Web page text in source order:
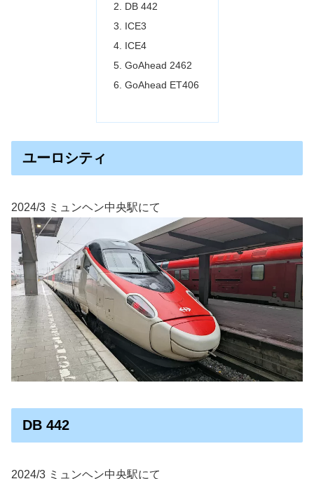
DB 442
ICE3
ICE4
GoAhead 2462
GoAhead ET406
ユーロシティ
2024/3 ミュンヘン中央駅にて
DB 442
2024/3 ミュンヘン中央駅にて